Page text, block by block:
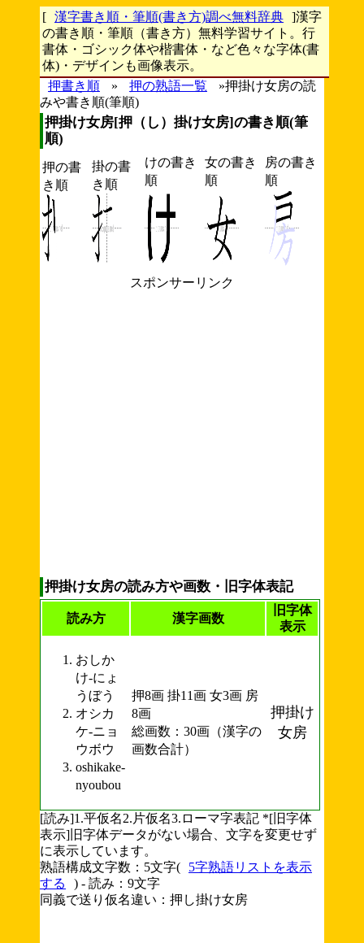
[ 漢字書き順・筆順(書き方)調べ無料辞典 ]漢字
の書き順・筆順（書き方）無料学習サイト。行
書体・ゴシック体や楷書体・など色々な字体(書
体)・デザインも画像表示。
押書き順
» 押の熟語一覧
»押掛け女房の読
みや書き順(筆順)
押掛け女房[押（し）掛け女房]の書き順(筆
順)
押の書
き順
掛の書
き順
けの書き
順
女の書き
順
房の書き
順
スポンサーリンク
押掛け女房の読み方や画数・旧字体表記
読み方 漢字画数
旧字体
表示
おしか
け-にょ
うぼう
オシカ
ケ-ニョ
ウボウ
oshikake-
nyoubou
押8画 掛11画 女3画 房
8画
総画数：30画（漢字の
画数合計）
押掛け
女房
[読み]1.平仮名2.片仮名3.ローマ字表記 *[旧字体
表示]旧字体データがない場合、文字を変更せず
に表示しています。
熟語構成文字数：5文字(
5字熟語リストを表示
する
) - 読み：9文字
同義で送り仮名違い：押し掛け女房